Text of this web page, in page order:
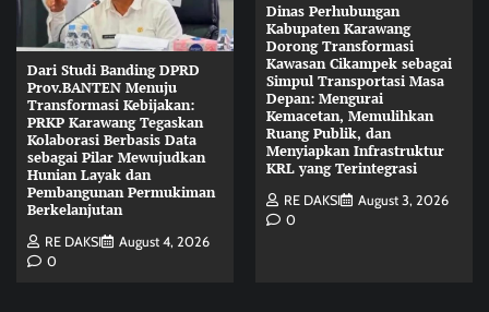
Dari Studi Banding DPRD
Prov.BANTEN Menuju
Transformasi Kebijakan:
PRKP Karawang Tegaskan
Kolaborasi Berbasis Data
sebagai Pilar Mewujudkan
Hunian Layak dan
Pembangunan Permukiman
Berkelanjutan
RE DAKSI
August 4, 2026
0
Dinas Perhubungan
Kabupaten Karawang
Dorong Transformasi
Kawasan Cikampek sebagai
Simpul Transportasi Masa
Depan: Mengurai
Kemacetan, Memulihkan
Ruang Publik, dan
Menyiapkan Infrastruktur
KRL yang Terintegrasi
RE DAKSI
August 3, 2026
0